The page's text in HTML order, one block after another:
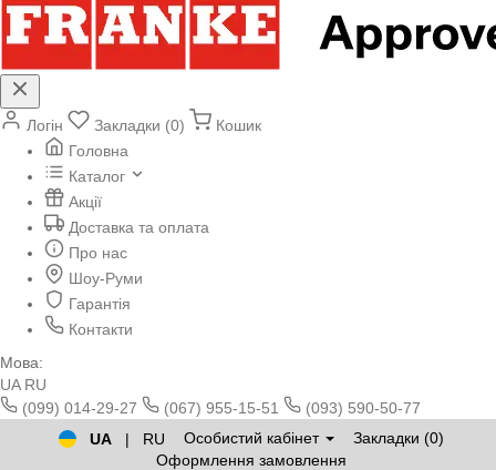
Логін Закладки (0)
Кошик
Головна
Каталог
Акції
Доставка та оплата
Про нас
Шоу-Руми
Гарантія
Контакти
Мова:
UA RU
(099) 014-29-27
(067) 955-15-51
(093) 590-50-77
UA
| RU Особистий кабінет
Закладки (0)
Оформлення замовлення